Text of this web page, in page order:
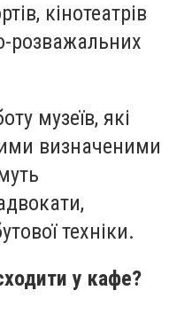
кінотеатрів
розважальних
музеїв, які
визначеними
техніки.
у кафе?